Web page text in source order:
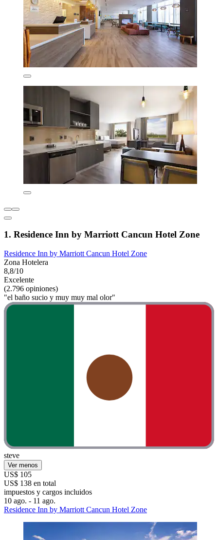
1. Residence Inn by Marriott Cancun Hotel Zone
Residence Inn by Marriott Cancun Hotel Zone
Zona Hotelera
8,8/10
Excelente
(2.796 opiniones)
"el baño sucio y muy muy mal olor"
steve
Ver menos
US$ 105
US$ 138 en total
impuestos y cargos incluidos
10 ago. - 11 ago.
Residence Inn by Marriott Cancun Hotel Zone